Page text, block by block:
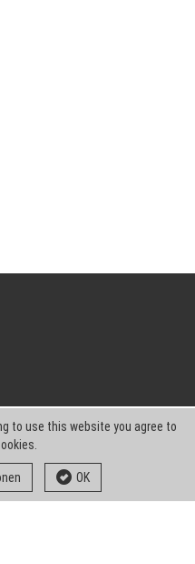
to use this website you agree to
OK